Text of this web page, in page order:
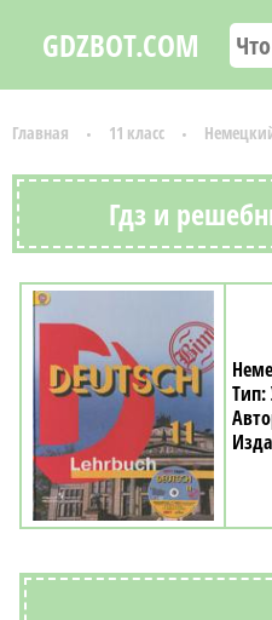
GDZBOT.COM
Главная 11 класс
Гдз и